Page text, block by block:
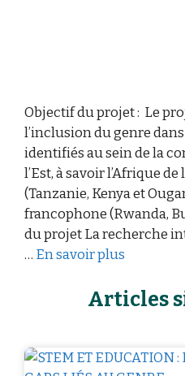
Objectif du projet : Le
l’inclusion du genre dans
identifiés au sein de la
l’Est, à savoir l’Afrique
(Tanzanie, Kenya et
francophone (Rwanda,
du projet La recherche
… En savoir plus
Articles